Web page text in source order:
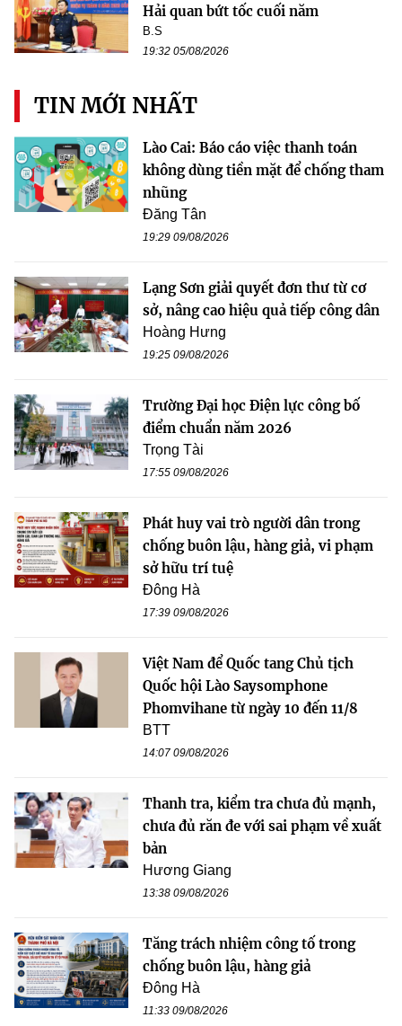
Hải quan bứt tốc cuối năm
B.S
19:32 05/08/2026
TIN MỚI NHẤT
Lào Cai: Báo cáo việc thanh toán
không dùng tiền mặt để chống tham
nhũng
Đăng Tân
19:29 09/08/2026
Lạng Sơn giải quyết đơn thư từ cơ
sở, nâng cao hiệu quả tiếp công dân
Hoàng Hưng
19:25 09/08/2026
Trường Đại học Điện lực công bố
điểm chuẩn năm 2026
Trọng Tài
17:55 09/08/2026
Phát huy vai trò người dân trong
chống buôn lậu, hàng giả, vi phạm
sở hữu trí tuệ
Đông Hà
17:39 09/08/2026
Việt Nam để Quốc tang Chủ tịch
Quốc hội Lào Saysomphone
Phomvihane từ ngày 10 đến 11/8
BTT
14:07 09/08/2026
Thanh tra, kiểm tra chưa đủ mạnh,
chưa đủ răn đe với sai phạm về xuất
bản
Hương Giang
13:38 09/08/2026
Tăng trách nhiệm công tố trong
chống buôn lậu, hàng giả
Đông Hà
11:33 09/08/2026